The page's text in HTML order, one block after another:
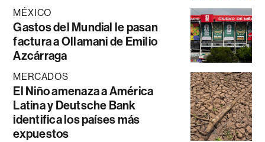
MÉXICO
Gastos del Mundial le pasan
factura a Ollamani de Emilio
Azcárraga
MERCADOS
El Niño amenaza a América
Latina y Deutsche Bank
identifica los países más
expuestos